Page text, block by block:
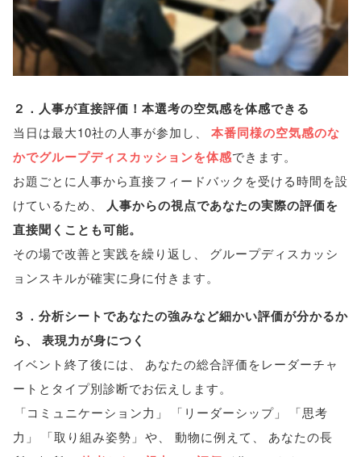
２．人事が直接評価！本選考の空気感を体感できる
当日は最大10社の人事が参加し
本番同様の空気感のな
かでグループディスカッションを体感できます。
お題ごとに人事から直接フィードバックを受ける時間を設
けているため
人事からの視点であなたの実際の評価を
直接聞くことも可能。
その場で改善と実践を繰り返し
グループディスカッシ
ョンスキルが確実に身に付きます。
３．分析シートであなたの強みなど細かい評価が分かるか
ら、 表現力が身につく
イベント終了後には
あなたの総合評価をレーダーチャ
ートとタイプ別診断でお伝えします。
「コミュニケーション力 」 「 リーダーシップ 」 「思考
力 」 「取り組み姿勢 」 や 動物に例えて
あなたの長